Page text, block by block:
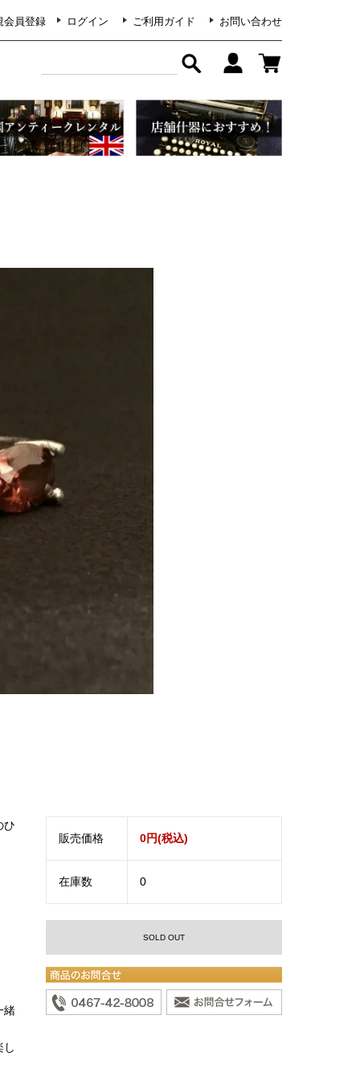
会員登録 ログイン ご利用ガイド お問い合わせ
ひ
緒
し
販売価格 0円(税込)
在庫数 0
SOLD OUT